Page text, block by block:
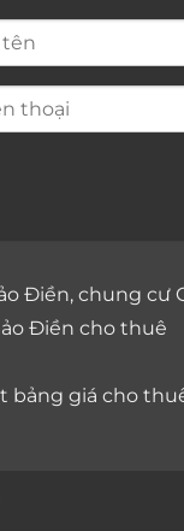
Điền, chung cư
Điền cho thuê
bảng giá cho